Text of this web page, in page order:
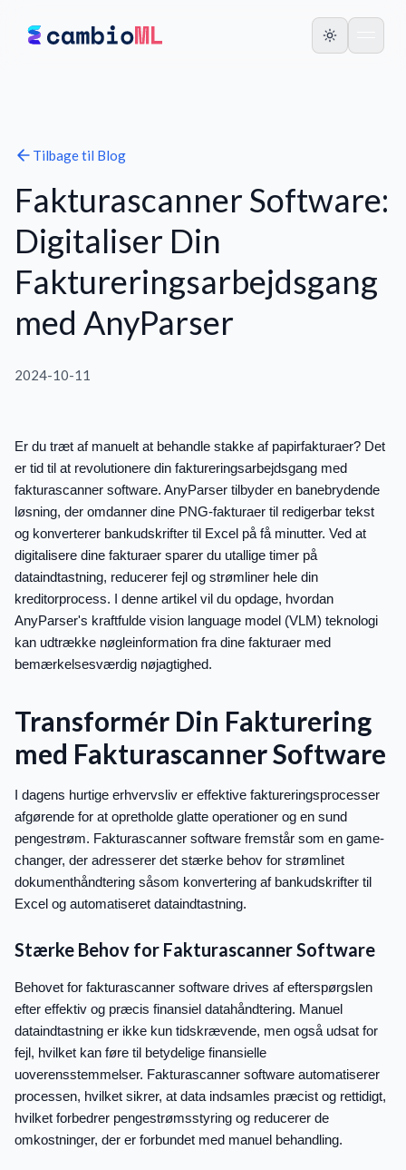
Tilbage til Blog
Fakturascanner Software:
Digitaliser Din
Faktureringsarbejdsgang
med AnyParser
2024-10-11
Er du træt af manuelt at behandle stakke af papirfakturaer? Det
er tid til at revolutionere din faktureringsarbejdsgang med
fakturascanner software. AnyParser tilbyder en banebrydende
løsning, der omdanner dine PNG-fakturaer til redigerbar tekst
og konverterer bankudskrifter til Excel på få minutter. Ved at
digitalisere dine fakturaer sparer du utallige timer på
dataindtastning, reducerer fejl og strømliner hele din
kreditorprocess. I denne artikel vil du opdage, hvordan
AnyParser's kraftfulde vision language model (VLM) teknologi
kan udtrække nøgleinformation fra dine fakturaer med
bemærkelsesværdig nøjagtighed.
Transformér Din Fakturering
med Fakturascanner Software
I dagens hurtige erhvervsliv er effektive faktureringsprocesser
afgørende for at opretholde glatte operationer og en sund
pengestrøm. Fakturascanner software fremstår som en game-
changer, der adresserer det stærke behov for strømlinet
dokumenthåndtering såsom konvertering af bankudskrifter til
Excel og automatiseret dataindtastning.
Stærke Behov for Fakturascanner Software
Behovet for fakturascanner software drives af efterspørgslen
efter effektiv og præcis finansiel datahåndtering. Manuel
dataindtastning er ikke kun tidskrævende, men også udsat for
fejl, hvilket kan føre til betydelige finansielle
uoverensstemmelser. Fakturascanner software automatiserer
processen, hvilket sikrer, at data indsamles præcist og rettidigt,
hvilket forbedrer pengestrømsstyring og reducerer de
omkostninger, der er forbundet med manuel behandling.